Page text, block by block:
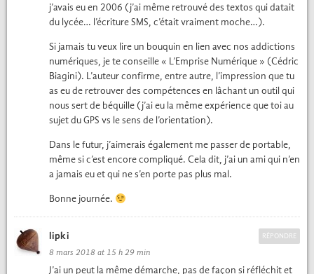
j’avais eu en 2006 (j’ai même retrou­vé des tex­tos qui datait
du lycée… l’écriture SMS, c’était vrai­ment moche…).
Si jamais tu veux lire un bouquin en lien avec nos addic­tions
numériques, je te con­seille « L’Emprise Numérique » (Cédric
Biagi­ni). L’auteur con­firme, entre autre, l’impression que tu
as eu de retrou­ver des com­pé­tences en lâchant un out­il qui
nous sert de béquille (j’ai eu la même expéri­ence que toi au
sujet du GPS vs le sens de l’orientation).
Dans le futur, j’aimerais égale­ment me pass­er de portable,
même si c’est encore com­pliqué. Cela dit, j’ai un ami qui n’en
a jamais eu et qui ne s’en porte pas plus mal.
Bonne journée.
lipki
8 mars 2018 at 15 h 29 min
J’ai un peut la même démarche, pas de façon si réflé­chit et
RÉPONDRE